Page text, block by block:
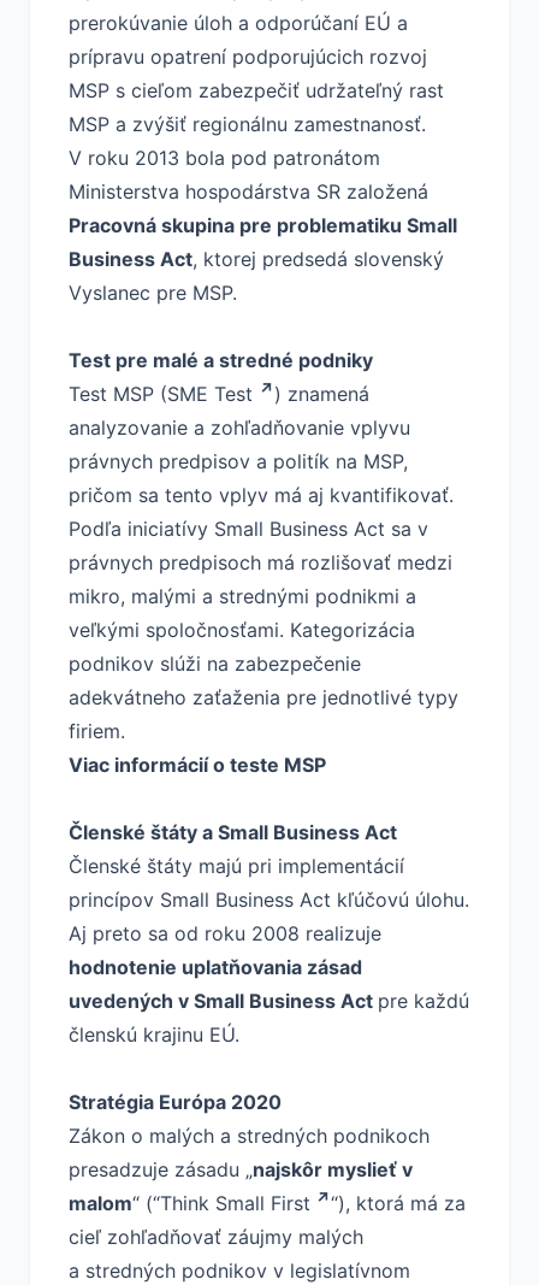
prerokúvanie úloh a odporúčaní EÚ a
prípravu opatrení podporujúcich rozvoj
MSP s cieľom zabezpečiť udržateľný rast
MSP a zvýšiť regionálnu zamestnanosť.
V roku 2013 bola pod patronátom
Ministerstva hospodárstva SR založená
Pracovná skupina pre problematiku Small
Business Act, ktorej predsedá slovenský
Vyslanec pre MSP.
Test pre malé a stredné podniky
Test MSP (SME Test
) znamená
analyzovanie a zohľadňovanie vplyvu
právnych predpisov a politík na MSP,
pričom sa tento vplyv má aj kvantifikovať.
Podľa iniciatívy Small Business Act sa v
právnych predpisoch má rozlišovať medzi
mikro, malými a strednými podnikmi a
veľkými spoločnosťami. Kategorizácia
podnikov slúži na zabezpečenie
adekvátneho zaťaženia pre jednotlivé typy
firiem.
Viac informácií o teste MSP
Členské štáty a Small Business Act
Členské štáty majú pri implementácií
princípov Small Business Act kľúčovú úlohu.
Aj preto sa od roku 2008 realizuje
hodnotenie uplatňovania zásad
uvedených v Small Business Act pre každú
členskú krajinu EÚ.
Stratégia Európa 2020
Zákon o malých a stredných podnikoch
presadzuje zásadu „najskôr myslieť v
malom“ (“Think Small First
“), ktorá má za
cieľ zohľadňovať záujmy malých
a stredných podnikov v legislatívnom